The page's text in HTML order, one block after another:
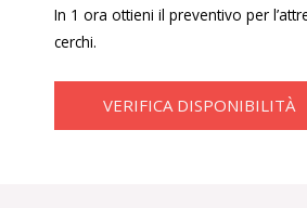
In 1 ora ottieni il preventivo per
cerchi.
VERIFICA DISPONIBILITÀ